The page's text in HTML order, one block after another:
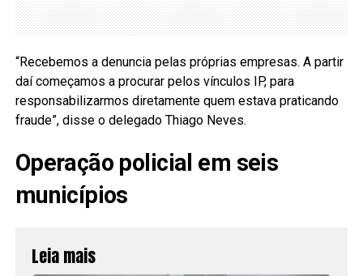
“Recebemos a denuncia pelas próprias empresas. A partir
daí começamos a procurar pelos vínculos IP, para
responsabilizarmos diretamente quem estava praticando
fraude”, disse o delegado Thiago Neves.
Operação policial em seis
municípios
Leia mais